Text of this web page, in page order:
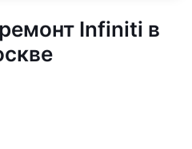
Infiniti в